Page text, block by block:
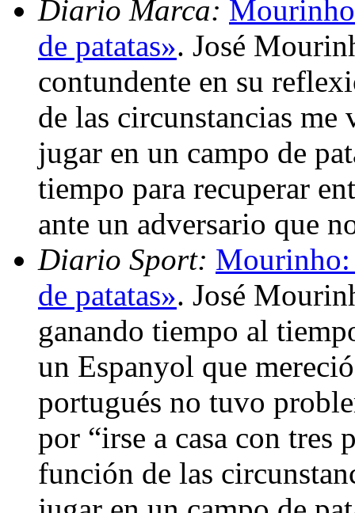
Diario Marca:
de patatas». José
contundente en su
de las circunstancias
jugar en un campo de
tiempo para recuperar
ante un adversario que
Diario Sport: Mourinho:
de patatas». José
ganando tiempo al
un Espanyol que
portugués no tuvo
por “irse a casa con tres
función de las